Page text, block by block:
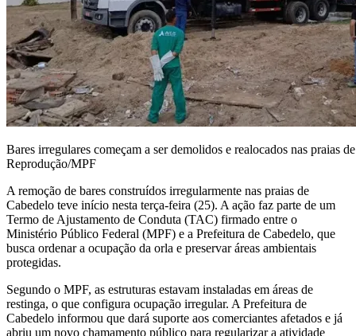
Bares irregulares começam a ser demolidos e realocados nas praias
Reprodução/MPF
A remoção de bares construídos irregularmente nas praias de
Cabedelo teve início nesta terça-feira (25). A ação faz parte de um
Termo de Ajustamento de Conduta (TAC) firmado entre o
Ministério Público Federal (MPF) e a Prefeitura de Cabedelo, que
busca ordenar a ocupação da orla e preservar áreas ambientais
protegidas.
Segundo o MPF, as estruturas estavam instaladas em áreas de
restinga, o que configura ocupação irregular. A Prefeitura de
Cabedelo informou que dará suporte aos comerciantes afetados e já
abriu um novo chamamento público para regularizar a atividade